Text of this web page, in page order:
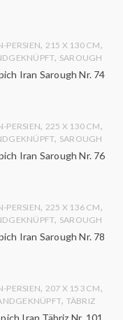
PERSIEN, 215 X 130 CM,
, SAROUGH
Iran Sarough Nr. 74
PERSIEN, 225 X 130 CM,
, SAROUGH
Iran Sarough Nr. 76
PERSIEN, 225 X 136 CM,
, SAROUGH
Iran Sarough Nr. 78
PERSIEN, 207 X 153 CM,
, TÄBRIZ
Iran Täbriz Nr. 101